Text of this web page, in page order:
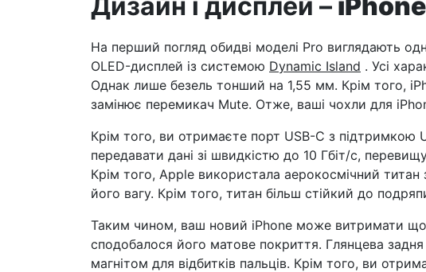
На перший погляд обидві моделі Pro виглядають
OLED-дисплей із системою Dynamic Island . Усі
Однак лише безель тонший на 1,55 мм. Крім того,
замінює перемикач Mute. Отже, ваші чохли для
Крім того, ви отримаєте порт USB-C з
передавати дані зі швидкістю до 10 Гбіт/с,
Крім того, Apple використала аерокосмічний
його вагу. Крім того, титан більш стійкий до
Таким чином, ваш новий iPhone може витримати
сподобалося його матове покриття. Глянцева
магнітом для відбитків пальців. Крім того, ви